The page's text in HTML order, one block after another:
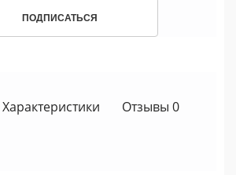
ПОДПИСАТЬСЯ
Характеристики
Отзывы 0